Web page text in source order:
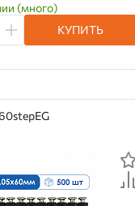
(много)
КУПИТЬ